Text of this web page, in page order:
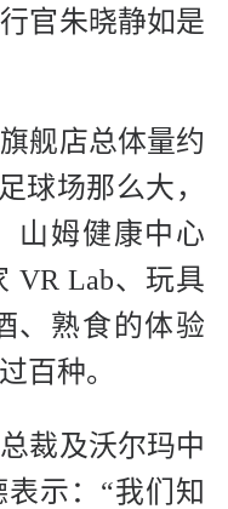
官朱晓静如是
舰店总体量约
球场那么大，
山姆健康中心
VR Lab、玩具
、熟食的体验
百种。
裁及沃尔玛中
示：“我们知